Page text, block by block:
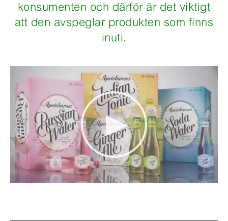
konsumenten och därför är det viktigt
att den avspeglar produkten som finns
inuti.